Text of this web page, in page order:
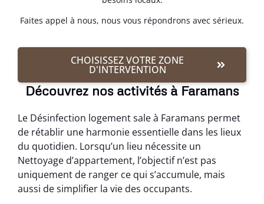
Faites appel à nous, nous vous répondrons avec sérieux.
CHOISISSEZ VOTRE ZONE
D'INTERVENTION
Découvrez nos activités à Faramans
Le Désinfection logement sale à Faramans permet
de rétablir une harmonie essentielle dans les lieux
du quotidien. Lorsqu’un lieu nécessite un
Nettoyage d’appartement, l’objectif n’est pas
uniquement de ranger ce qui s’accumule, mais
aussi de simplifier la vie des occupants.